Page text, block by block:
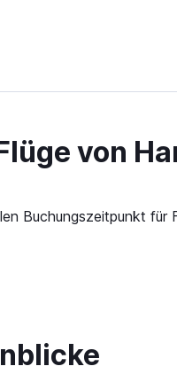
von
Buchungszeitpunkt für